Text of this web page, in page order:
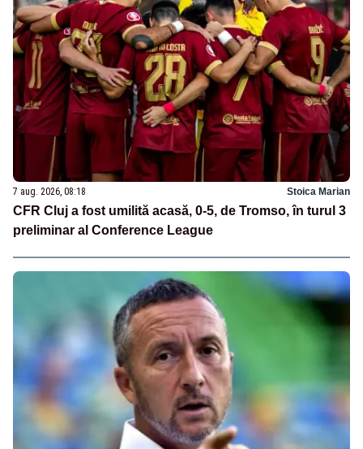
7 aug. 2026, 08:18 Stoica Marian
CFR Cluj a fost umilită acasă, 0-5, de Tromso, în turul 3
preliminar al Conference League